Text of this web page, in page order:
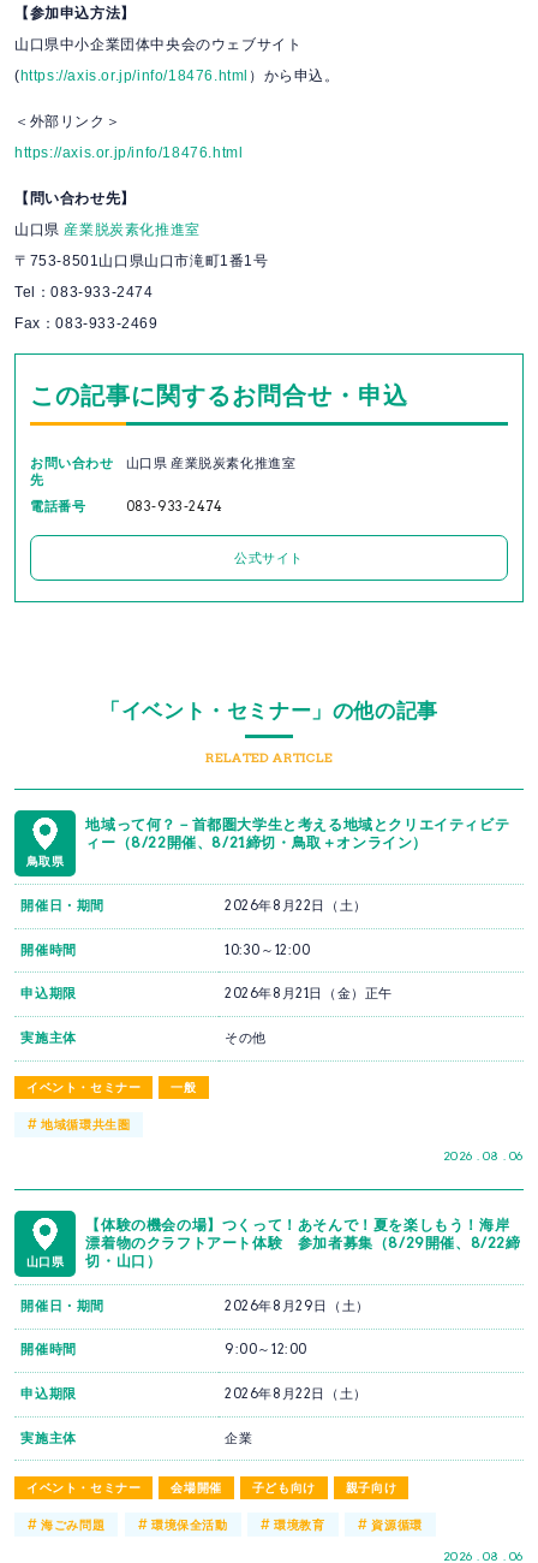
【参加申込方法】
山口県中小企業団体中央会のウェブサイト
(https://axis.or.jp/info/18476.html ）から申込。
＜外部リンク＞
https://axis.or.jp/info/18476.html
【問い合わせ先】
山口県 産業脱炭素化推進室
〒753-8501山口県山口市滝町1番1号
Tel：083-933-2474
Fax：083-933-2469
この記事に関するお問合せ・申込
お問い合わせ
先
山口県 産業脱炭素化推進室
電話番号 083-933-2474
公式サイト
「イベント・セミナー」の他の記事
RELATED ARTICLE
鳥取県
地域って何？－首都圏大学生と考える地域とクリエイティビテ
ィー（8/22開催、8/21締切・鳥取＋オンライン）
イベント・セミナー 一般
2026 . 08 . 06
開催日・期間 2026年8月22日（土）
開催時間 10:30～12:00
申込期限 2026年8月21日（金）正午
実施主体 その他
#地域循環共生圏
山口県
【体験の機会の場】つくって！あそんで！夏を楽しもう！海岸
漂着物のクラフトアート体験 参加者募集（8/29開催、8/22締
切・山口）
イベント・セミナー 会場開催 子ども向け 親子向け
2026 . 08 . 06
開催日・期間 2026年8月29日（土）
開催時間 9:00～12:00
申込期限 2026年8月22日（土）
実施主体 企業
#海ごみ問題 # 環境保全活動 #環境教育 #資源循環